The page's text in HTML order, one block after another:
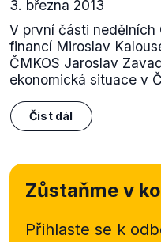
3. března 2013
V první části nedělních
financí Miroslav
ČMKOS Jaroslav
ekonomická situace v
Číst dál
Zůstaňme v
Přihlaste se k